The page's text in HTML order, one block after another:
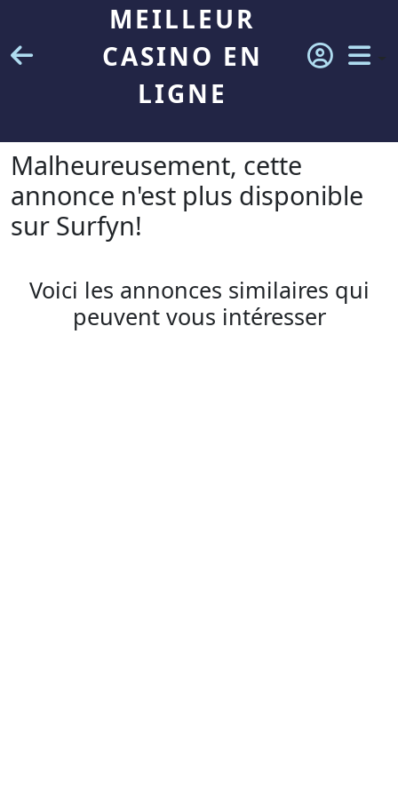
MEILLEUR
CASINO EN
LIGNE
Malheureusement, cette
annonce n'est plus disponible
sur Surfyn!
Voici les annonces similaires qui
peuvent vous intéresser